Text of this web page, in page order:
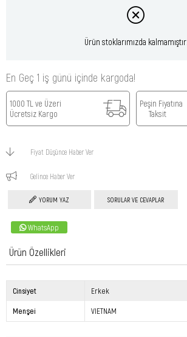
Ürün stoklarımızda kalmamıştır.
En Geç 1 iş günü içinde kargoda!
1000 TL ve Üzeri
Ücretsiz Kargo
Peşin Fiyatına
Taksit
Fiyat Düşünce Haber Ver
Gelince Haber Ver
YORUM YAZ SORULAR VE CEVAPLAR
WhatsApp
Ürün Özellikleri
Cinsiyet Erkek
Menşei VIETNAM